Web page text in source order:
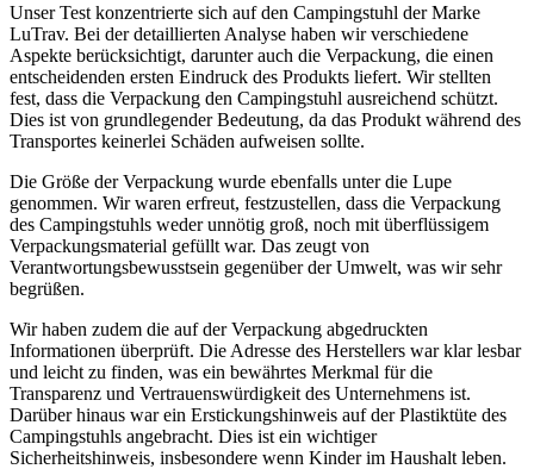
Unser Test konzentrierte sich auf den Campingstuhl der Marke
LuTrav. Bei der detaillierten Analyse haben wir verschiedene
Aspekte berücksichtigt, darunter auch die Verpackung, die einen
entscheidenden ersten Eindruck des Produkts liefert. Wir stellten
fest, dass die Verpackung den Campingstuhl ausreichend schützt.
Dies ist von grundlegender Bedeutung, da das Produkt während des
Transportes keinerlei Schäden aufweisen sollte.
Die Größe der Verpackung wurde ebenfalls unter die Lupe
genommen. Wir waren erfreut, festzustellen, dass die Verpackung
des Campingstuhls weder unnötig groß, noch mit überflüssigem
Verpackungsmaterial gefüllt war. Das zeugt von
Verantwortungsbewusstsein gegenüber der Umwelt, was wir sehr
begrüßen.
Wir haben zudem die auf der Verpackung abgedruckten
Informationen überprüft. Die Adresse des Herstellers war klar lesbar
und leicht zu finden, was ein bewährtes Merkmal für die
Transparenz und Vertrauenswürdigkeit des Unternehmens ist.
Darüber hinaus war ein Erstickungshinweis auf der Plastiktüte des
Campingstuhls angebracht. Dies ist ein wichtiger
Sicherheitshinweis, insbesondere wenn Kinder im Haushalt leben.